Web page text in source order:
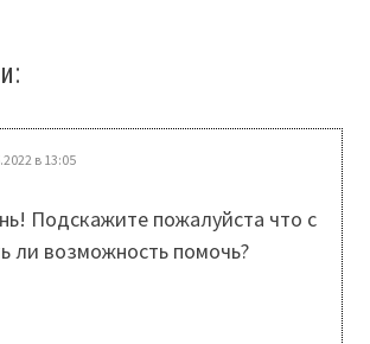
в 13:05
Подскажите пожалуйста что с
ли возможность помочь?